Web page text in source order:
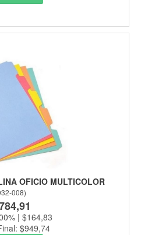
OFICIO MULTICOLOR
008)
| $164,83
$949,74